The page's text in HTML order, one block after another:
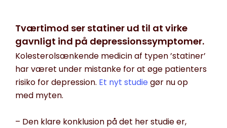
Tværtimod ser statiner ud til at virke
gavnligt ind på depressionssymptomer.
Kolesterolsænkende medicin af typen ’statiner’
har været under mistanke forat øge patienters
risiko for depression. Et nyt studie gør nu op
med myten.
– Den klare konklusion på det her studie er,